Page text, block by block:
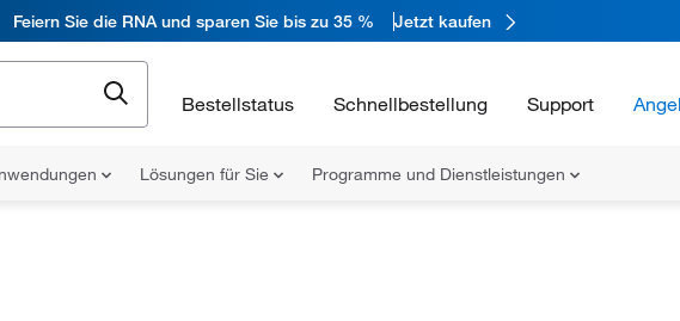
Feiern Sie die RNA und sparen Sie bis zu 35 % Jetzt kaufen
Bestellstatus Schnellbestellung Support
Lösungen für Sie Programme und Dienstleistungen